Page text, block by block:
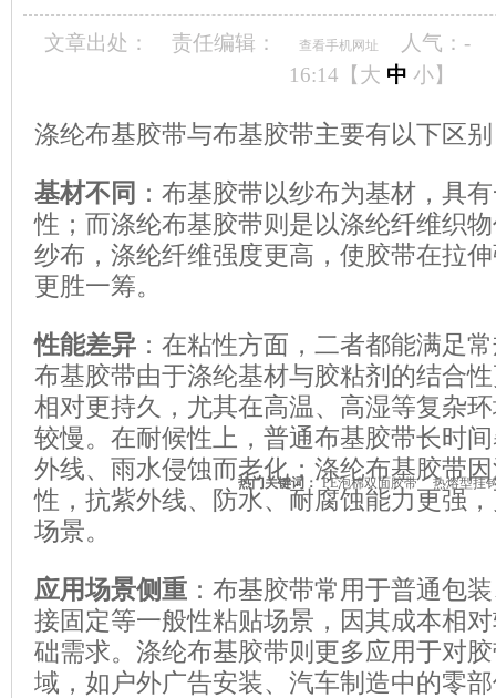
热门关键词： PE泡棉双面胶带 热熔型挂
文章出处： 责任编辑： 查看手机网址 人气： -
16:14【大 中 小】
涤纶布基胶带与布基胶带主要有以下区
基材不同 ：布基胶带以纱布为基材，具
性；而涤纶布基胶带则是以涤纶纤维织
纱布，涤纶纤维强度更高，使胶带在拉
更胜一筹。
性能差异 ：在粘性方面，二者都能满足
布基胶带由于涤纶基材与胶粘剂的结合
相对更持久，尤其在高温、高湿等复杂
较慢。在耐候性上，普通布基胶带长时
外线、雨水侵蚀而老化；涤纶布基胶带
性，抗紫外线、防水、耐腐蚀能力更强
场景。
应用场景侧重 ：布基胶带常用于普通包
接固定等一般性粘贴场景，因其成本相
础需求。涤纶布基胶带则更多应用于对
域，如户外广告安装、汽车制造中的零